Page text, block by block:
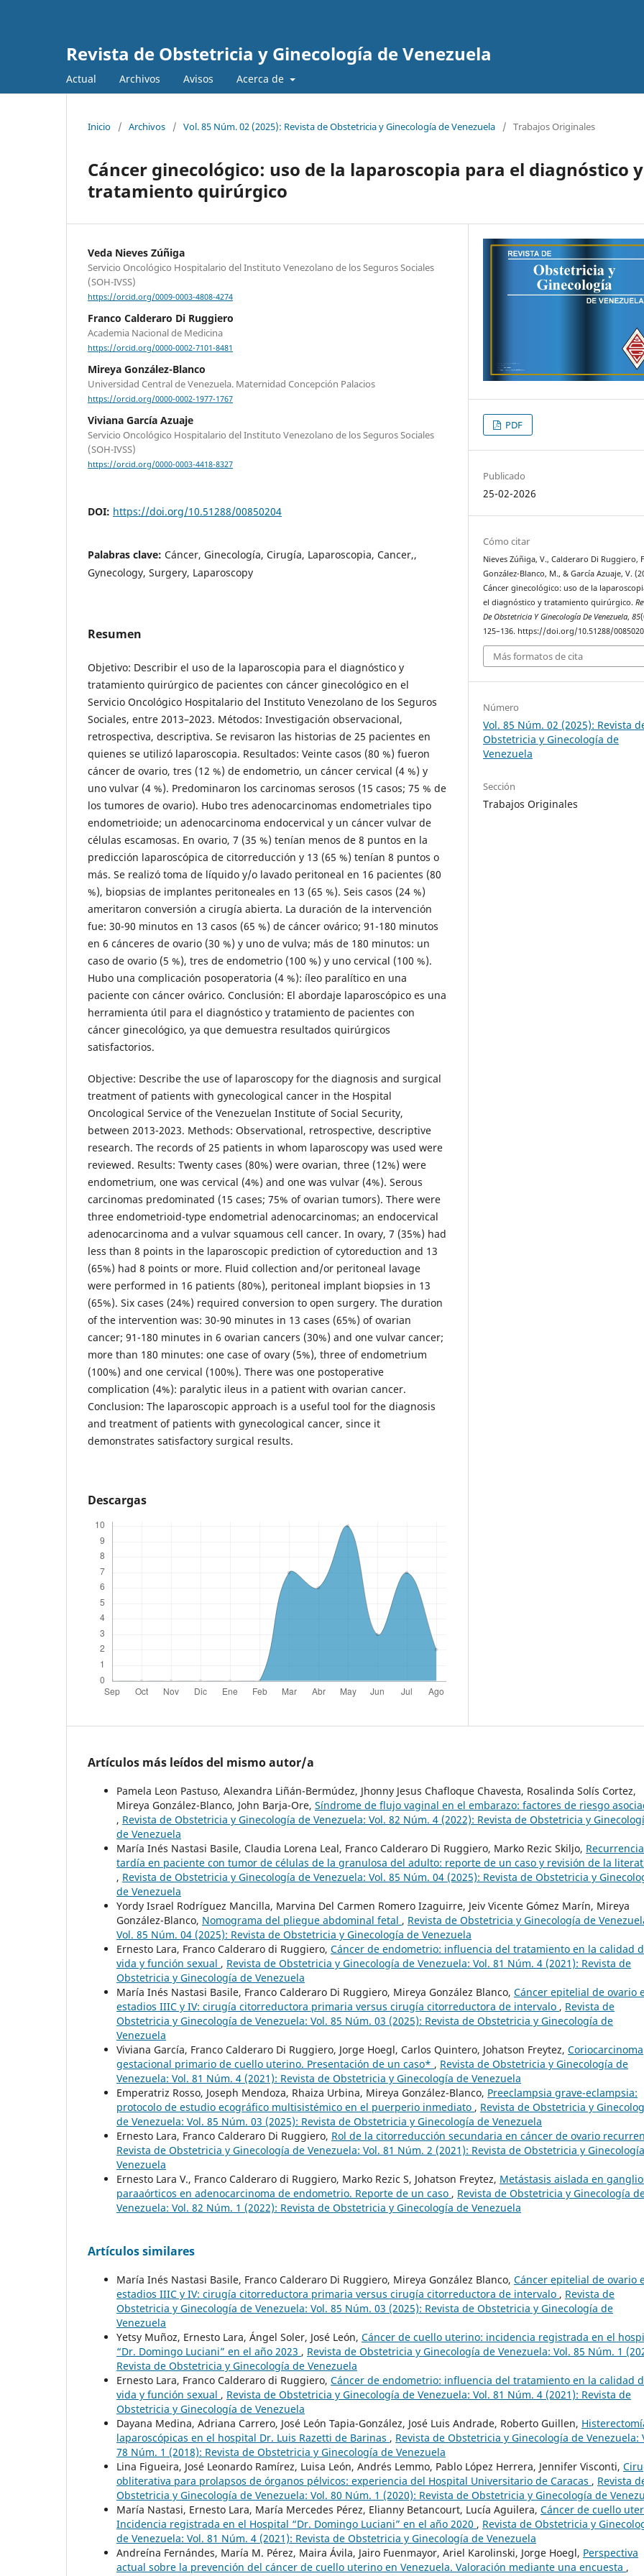
Revista de Obstetricia y Ginecología de Venezuela
Actual Archivos Avisos Acerca de
Inicio / Archivos / Vol. 85 Núm. 02 (2025): Revista de Obstetricia y Ginecología de Venezuela / Trabajos Originales
Cáncer ginecológico: uso de la laparoscopia para el diagnóstico y
tratamiento quirúrgico
Veda Nieves Zúñiga
Servicio Oncológico Hospitalario del Instituto Venezolano de los Seguros Sociales
(SOH-IVSS)
https://orcid.org/0009-0003-4808-4274
Franco Calderaro Di Ruggiero
Academia Nacional de Medicina
https://orcid.org/0000-0002-7101-8481
Mireya González-Blanco
Universidad Central de Venezuela. Maternidad Concepción Palacios
https://orcid.org/0000-0002-1977-1767
Viviana García Azuaje
Servicio Oncológico Hospitalario del Instituto Venezolano de los Seguros Sociales
(SOH-IVSS)
https://orcid.org/0000-0003-4418-8327
DOI: https://doi.org/10.51288/00850204
Palabras clave: Cáncer, Ginecología, Cirugía, Laparoscopia, Cancer,,
Gynecology, Surgery, Laparoscopy
Resumen
Objetivo: Describir el uso de la laparoscopia para el diagnóstico y
tratamiento quirúrgico de pacientes con cáncer ginecológico en el
Servicio Oncológico Hospitalario del Instituto Venezolano de los Seguros
Sociales, entre 2013–2023. Métodos: Investigación observacional,
retrospectiva, descriptiva. Se revisaron las historias de 25 pacientes en
quienes se utilizó laparoscopia. Resultados: Veinte casos (80 %) fueron
cáncer de ovario, tres (12 %) de endometrio, un cáncer cervical (4 %) y
uno vulvar (4 %). Predominaron los carcinomas serosos (15 casos; 75 % de
los tumores de ovario). Hubo tres adenocarcinomas endometriales tipo
endometrioide; un adenocarcinoma endocervical y un cáncer vulvar de
células escamosas. En ovario, 7 (35 %) tenían menos de 8 puntos en la
predicción laparoscópica de citorreducción y 13 (65 %) tenían 8 puntos o
más. Se realizó toma de líquido y/o lavado peritoneal en 16 pacientes (80
%), biopsias de implantes peritoneales en 13 (65 %). Seis casos (24 %)
ameritaron conversión a cirugía abierta. La duración de la intervención
fue: 30-90 minutos en 13 casos (65 %) de cáncer ovárico; 91-180 minutos
en 6 cánceres de ovario (30 %) y uno de vulva; más de 180 minutos: un
caso de ovario (5 %), tres de endometrio (100 %) y uno cervical (100 %).
Hubo una complicación posoperatoria (4 %): íleo paralítico en una
paciente con cáncer ovárico. Conclusión: El abordaje laparoscópico es una
herramienta útil para el diagnóstico y tratamiento de pacientes con
cáncer ginecológico, ya que demuestra resultados quirúrgicos
satisfactorios.
Objective: Describe the use of laparoscopy for the diagnosis and surgical
treatment of patients with gynecological cancer in the Hospital
Oncological Service of the Venezuelan Institute of Social Security,
between 2013-2023. Methods: Observational, retrospective, descriptive
research. The records of 25 patients in whom laparoscopy was used were
reviewed. Results: Twenty cases (80%) were ovarian, three (12%) were
endometrium, one was cervical (4%) and one was vulvar (4%). Serous
carcinomas predominated (15 cases; 75% of ovarian tumors). There were
three endometrioid-type endometrial adenocarcinomas; an endocervical
adenocarcinoma and a vulvar squamous cell cancer. In ovary, 7 (35%) had
less than 8 points in the laparoscopic prediction of cytoreduction and 13
(65%) had 8 points or more. Fluid collection and/or peritoneal lavage
were performed in 16 patients (80%), peritoneal implant biopsies in 13
(65%). Six cases (24%) required conversion to open surgery. The duration
of the intervention was: 30-90 minutes in 13 cases (65%) of ovarian
cancer; 91-180 minutes in 6 ovarian cancers (30%) and one vulvar cancer;
more than 180 minutes: one case of ovary (5%), three of endometrium
(100%) and one cervical (100%). There was one postoperative
complication (4%): paralytic ileus in a patient with ovarian cancer.
Conclusion: The laparoscopic approach is a useful tool for the diagnosis
and treatment of patients with gynecological cancer, since it
demonstrates satisfactory surgical results.
Descargas
PDF
Publicado
25-02-2026
Cómo citar
Nieves Zúñiga, V., Calderaro Di Ruggiero,
González-Blanco, M., & García Azuaje, V.
Cáncer ginecológico: uso de la
el diagnóstico y tratamiento quirúrgico.
De Obstetricia Y Ginecología De Venezuela,85
125–136. https://doi.org/10.51288/
Más formatos de cita
Número
Vol. 85 Núm. 02 (2025): Revista
Obstetricia y Ginecología de
Venezuela
Sección
Trabajos Originales
Artículos más leídos del mismo autor/a
Pamela Leon Pastuso, Alexandra Liñán-Bermúdez, Jhonny Jesus Chafloque Chavesta, Rosalinda Solís Cortez,
Mireya González-Blanco, John Barja-Ore, Síndrome de flujo vaginal en el embarazo: factores de riesgo
, Revista de Obstetricia y Ginecología de Venezuela: Vol. 82 Núm. 4 (2022): Revista de Obstetricia y
de Venezuela
María Inés Nastasi Basile, Claudia Lorena Leal, Franco Calderaro Di Ruggiero, Marko Rezic Skiljo, Recurrencia
tardía en paciente con tumor de células de la granulosa del adulto: reporte de un caso y revisión de la
, Revista de Obstetricia y Ginecología de Venezuela: Vol. 85 Núm. 04 (2025): Revista de Obstetricia y
de Venezuela
Yordy Israel Rodríguez Mancilla, Marvina Del Carmen Romero Izaguirre, Jeiv Vicente Gómez Marín, Mireya
González-Blanco, Nomograma del pliegue abdominal fetal , Revista de Obstetricia y Ginecología de
Vol. 85 Núm. 04 (2025): Revista de Obstetricia y Ginecología de Venezuela
Ernesto Lara, Franco Calderaro di Ruggiero, Cáncer de endometrio: influencia del tratamiento en la calidad
vida y función sexual , Revista de Obstetricia y Ginecología de Venezuela: Vol. 81 Núm. 4 (2021): Revista de
Obstetricia y Ginecología de Venezuela
María Inés Nastasi Basile, Franco Calderaro Di Ruggiero, Mireya González Blanco, Cáncer epitelial de ovario
estadios IIIC y IV: cirugía citorreductora primaria versus cirugía citorreductora de intervalo , Revista de
Obstetricia y Ginecología de Venezuela: Vol. 85 Núm. 03 (2025): Revista de Obstetricia y Ginecología de
Venezuela
Viviana García, Franco Calderaro Di Ruggiero, Jorge Hoegl, Carlos Quintero, Johatson Freytez, Coriocarcinoma
gestacional primario de cuello uterino. Presentación de un caso* , Revista de Obstetricia y Ginecología de
Venezuela: Vol. 81 Núm. 4 (2021): Revista de Obstetricia y Ginecología de Venezuela
Emperatriz Rosso, Joseph Mendoza, Rhaiza Urbina, Mireya González-Blanco, Preeclampsia grave-eclampsia:
protocolo de estudio ecográfico multisistémico en el puerperio inmediato , Revista de Obstetricia y
de Venezuela: Vol. 85 Núm. 03 (2025): Revista de Obstetricia y Ginecología de Venezuela
Ernesto Lara, Franco Calderaro Di Ruggiero, Rol de la citorreducción secundaria en cáncer de ovario
Revista de Obstetricia y Ginecología de Venezuela: Vol. 81 Núm. 2 (2021): Revista de Obstetricia y
Venezuela
Ernesto Lara V., Franco Calderaro di Ruggiero, Marko Rezic S, Johatson Freytez, Metástasis aislada en
paraaórticos en adenocarcinoma de endometrio. Reporte de un caso , Revista de Obstetricia y Ginecología
Venezuela: Vol. 82 Núm. 1 (2022): Revista de Obstetricia y Ginecología de Venezuela
Artículos similares
María Inés Nastasi Basile, Franco Calderaro Di Ruggiero, Mireya González Blanco, Cáncer epitelial de ovario
estadios IIIC y IV: cirugía citorreductora primaria versus cirugía citorreductora de intervalo , Revista de
Obstetricia y Ginecología de Venezuela: Vol. 85 Núm. 03 (2025): Revista de Obstetricia y Ginecología de
Venezuela
Yetsy Muñoz, Ernesto Lara, Ángel Soler, José León, Cáncer de cuello uterino: incidencia registrada en el
“Dr. Domingo Luciani” en el año 2023 , Revista de Obstetricia y Ginecología de Venezuela: Vol. 85 Núm. 1
Revista de Obstetricia y Ginecología de Venezuela
Ernesto Lara, Franco Calderaro di Ruggiero, Cáncer de endometrio: influencia del tratamiento en la calidad
vida y función sexual , Revista de Obstetricia y Ginecología de Venezuela: Vol. 81 Núm. 4 (2021): Revista de
Obstetricia y Ginecología de Venezuela
Dayana Medina, Adriana Carrero, José León Tapia-González, José Luis Andrade, Roberto Guillen,
laparoscópicas en el hospital Dr. Luis Razetti de Barinas , Revista de Obstetricia y Ginecología de Venezuela:
78 Núm. 1 (2018): Revista de Obstetricia y Ginecología de Venezuela
Lina Figueira, José Leonardo Ramírez, Luisa León, Andrés Lemmo, Pablo López Herrera, Jennifer Visconti,
obliterativa para prolapsos de órganos pélvicos: experiencia del Hospital Universitario de Caracas , Revista
Obstetricia y Ginecología de Venezuela: Vol. 80 Núm. 1 (2020): Revista de Obstetricia y Ginecología de
María Nastasi, Ernesto Lara, María Mercedes Pérez, Elianny Betancourt, Lucía Aguilera, Cáncer de cuello
Incidencia registrada en el Hospital “Dr. Domingo Luciani” en el año 2020 , Revista de Obstetricia y
de Venezuela: Vol. 81 Núm. 4 (2021): Revista de Obstetricia y Ginecología de Venezuela
Andreína Fernándes, María M. Pérez, Maira Ávila, Jairo Fuenmayor, Ariel Karolinski, Jorge Hoegl, Perspectiva
actual sobre la prevención del cáncer de cuello uterino en Venezuela. Valoración mediante una encuesta ,